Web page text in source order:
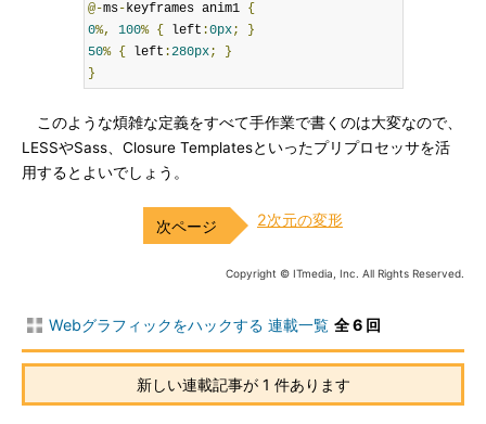
@-ms-keyframes anim1 {
0%, 100% { left :0px;
}
50% { left :280px;
}
}
このような煩雑な定義をすべて手作業で書くのは大変なので、
LESSやSass、Closure Templatesといったプリプロセッサを活
用するとよいでしょう。
2次元の変形
Copyright © ITmedia, Inc. All Rights Reserved.
Webグラフィックをハックする 連載一覧 全 6 回
新しい連載記事が 1 件あります